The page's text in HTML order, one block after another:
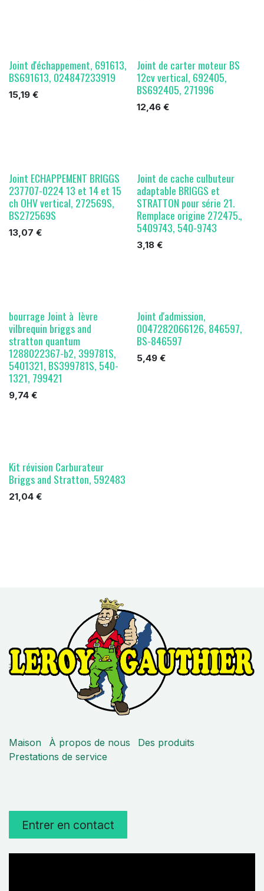
Joint d'échappement, 691613,
BS691613, 024847233919
15,19 €
Joint de carter moteur BS
12cv vertical, 692405,
BS692405, 271996
12,46€
Joint ECHAPPEMENT BRIGGS
237707-0224 13 et 14 et 15
ch OHV vertical, 272569S,
BS272569S
13,07 €
Joint de cache culbuteur
adaptable BRIGGS et
STRATTON pour série 21.
Remplace origine 272475.,
5409743, 540-9743
3,18€
bourrage Joint à lèvre
vilbrequin briggs and
stratton quantum
1288022367-b2, 399781S,
5401321, BS399781S, 540-
1321, 799421
9,74 €
Joint d'admission,
0047282066126, 846597,
BS-846597
5,49€
Kit révision Carburateur
Briggs and Stratton, 592483
21,04 €
Maison À propos de nous
Des produits
Prestations de service
Entrer en contact